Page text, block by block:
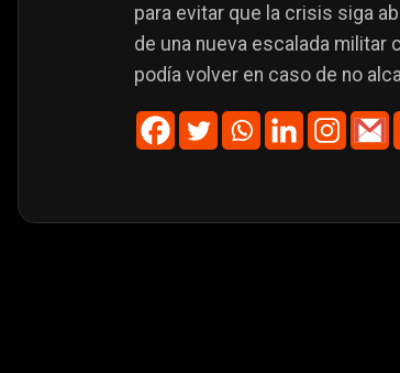
para evitar que la crisis siga
de una nueva escalada militar
podía volver en caso de no